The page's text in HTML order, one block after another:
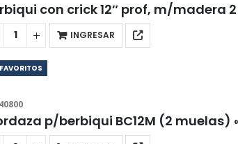
con crick 12″ prof, m/madera 2
INGRESAR
p/berbiqui BC12M (2 muelas)